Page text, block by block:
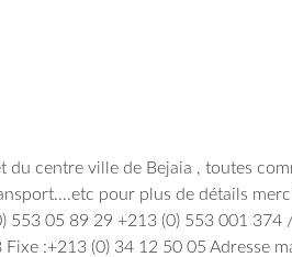
du centre ville de Bejaia , toutes
pour plus de détails
553 05 89 29 +213 (0) 553 001 374
:+213 (0) 34 12 50 05 Adresse